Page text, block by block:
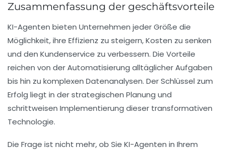
Zusammenfassung der geschäftsvorteile
KI-Agenten bieten Unternehmen jeder Größe die
Möglichkeit, ihre Effizienz zu steigern, Kosten zu senken
und den Kundenservice zu verbessern. Die Vorteile
reichen von der Automatisierung alltäglicher Aufgaben
bis hin zu komplexen Datenanalysen. Der Schlüssel zum
Erfolg liegt in der strategischen Planung und
schrittweisen Implementierung dieser transformativen
Technologie.
Die Frage ist nicht mehr, ob Sie KI-Agenten in Ihrem